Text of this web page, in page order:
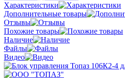
Характеристики
Дополнительные товары
Отзывы
Похожие товары
Наличие
Файлы
Видео